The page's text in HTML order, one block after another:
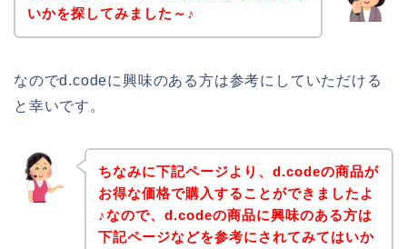
いかを探してみました～♪
なのでd.codeに興味のある方は参考にしていただける
と幸いです。
ちなみに下記ページより、d.codeの商品が
お得な価格で購入することができましたよ
♪なので、d.codeの商品に興味のある方は
下記ページなどを参考にされてみてはいか